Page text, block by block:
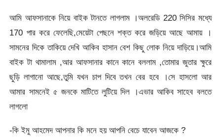
আমি আফসানাকে নিয়ে বাইক টানতে লাগলাম ।অলরেডি 220 সিসির মধ্যে
170 পার করে ফেলেছি,মেয়েটা পেছনে শক্ত করে জড়িয়ে আছে আমায় ।
সামনের দিকে তাকিয়ে দেখি আকিব হাসান বেশ কিছু লোক নিয়ে দাড়িয়ে।আমি
বাইক টা থামালাম ,আর আফসানার কানে কানে বললাম ,তোমার জুতার ক্ষুরে
ছুড়ি লাগানো আছে,তুমি যখন চাপ দিবে তখন বের হবে ।সে হাসলো আর
আমার সামনেই ৫ জনকে মাটিতে লুটিয়ে দিল ।এভার আকিব সাহেব বলতে
লাগলো
-কি ইমু আহমেদ আপনার কি মনে হয় আপনি বেচে যাবেন আজকে ?